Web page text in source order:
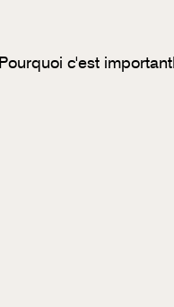
Pourquoi c'est important